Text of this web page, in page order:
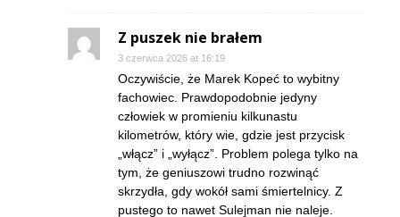
Z puszek nie brałem
3 czerwca 2026 at 16:19
Oczywiście, że Marek Kopeć to wybitny
fachowiec. Prawdopodobnie jedyny
człowiek w promieniu kilkunastu
kilometrów, który wie, gdzie jest przycisk
„włącz” i „wyłącz”. Problem polega tylko na
tym, że geniuszowi trudno rozwinąć
skrzydła, gdy wokół sami śmiertelnicy. Z
pustego to nawet Sulejman nie naleje.